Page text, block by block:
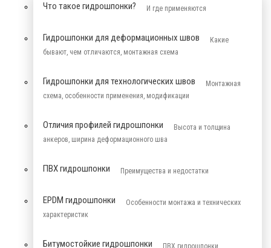
Что такое гидрошпонки? И где применяются
Гидрошпонки для деформационных швов
Какие
бывают, чем отличаются, монтажная схема
Гидрошпонки для технологических швов
Монтажная
схема, особенности применения, модификации
Отличия профилей гидрошпонки
Высота и толщина
анкеров, ширина деформационного шва
ПВХ гидрошпонки Преимущества и недостатки
EPDM гидрошпонки
Особенности монтажа и технических
характеристик
Битумостойкие гидрошпонки ПВХ гидрошпонки,